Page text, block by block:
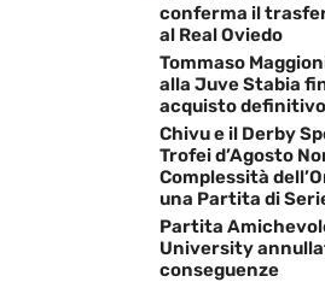
conferma il
al Real Oviedo
Tommaso
alla Juve Stabia
acquisto
Chivu e il Derby
Trofei d’Agosto
Complessità
una Partita di
Partita
University
conseguenze